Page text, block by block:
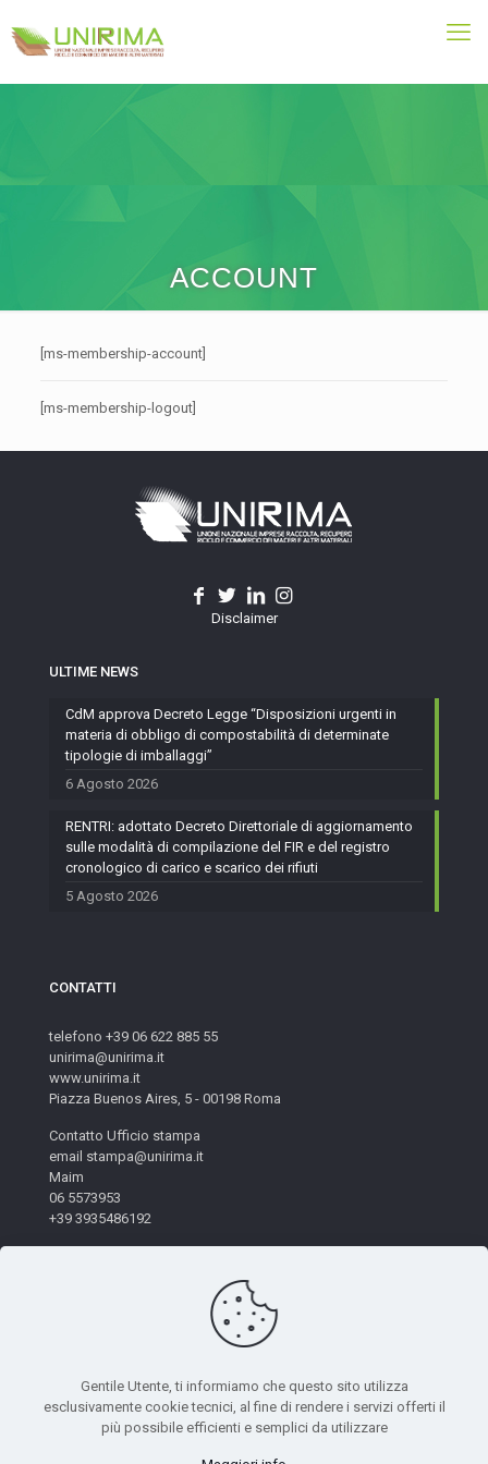
ACCOUNT
[ms-membership-account]
[ms-membership-logout]
Disclaimer
ULTIME NEWS
CdM approva Decreto Legge “Disposizioni urgenti in
materia di obbligo di compostabilità di determinate
tipologie di imballaggi”
6 Agosto 2026
RENTRI: adottato Decreto Direttoriale di aggiornamento
sulle modalità di compilazione del FIR e del registro
cronologico di carico e scarico dei rifiuti
5 Agosto 2026
CONTATTI
telefono +39 06 622 885 55
unirima@unirima.it
www.unirima.it
Piazza Buenos Aires, 5 - 00198 Roma
Contatto Ufficio stampa
email stampa@unirima.it
Maim
06 5573953
+39 3935486192
© 2026 Unirima. All Rights Reserved. - Codice Fiscale:
Gentile Utente, ti informiamo che questo sito utilizza
esclusivamente cookie tecnici, al fine di rendere i servizi offerti il
più possibile efficienti e semplici da utilizzare